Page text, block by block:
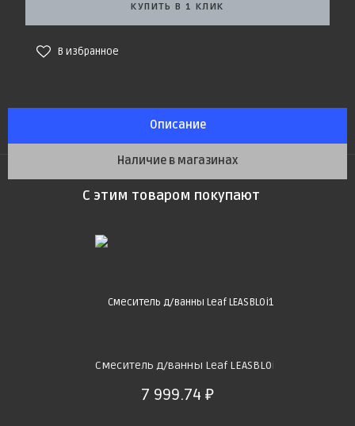
КУПИТЬ В 1 КЛИК
В избранное
Описание
Наличие в магазинах
С этим товаром покупают
Смеситель д/ванны Leaf LEASBL0i10
7 999.74